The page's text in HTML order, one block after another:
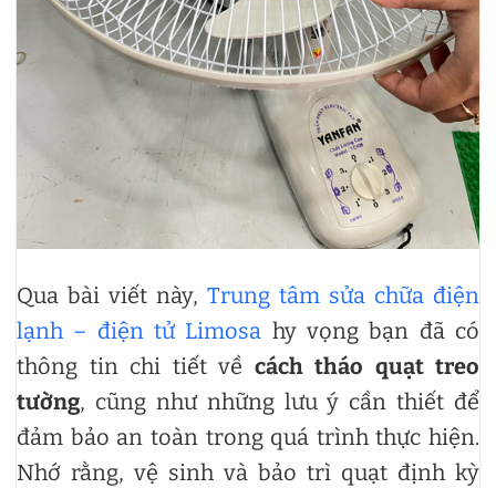
Qua bài viết này, Trung tâm sửa chữa điện
lạnh – điện tử Limosa hy vọng bạn đã có
thông tin chi tiết về cách tháo quạt treo
tường, cũng như những lưu ý cần thiết để
đảm bảo an toàn trong quá trình thực hiện.
Nhớ rằng, vệ sinh và bảo trì quạt định kỳ